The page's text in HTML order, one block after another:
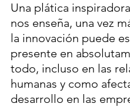
Una plática
nos enseña, una vez
la innovación puede
presente en
todo, incluso en las
humanas y como
desarrollo en las